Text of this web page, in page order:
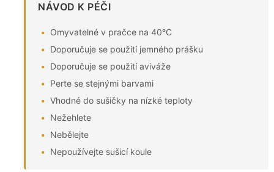
NÁVOD K PÉČI
Omyvatelné v pračce na 40°C
Doporučuje se použití jemného prášku
Doporučuje se použití aviváže
Perte se stejnými barvami
Vhodné do sušičky na nízké teploty
Nežehlete
Nebělejte
Nepoužívejte sušicí koule